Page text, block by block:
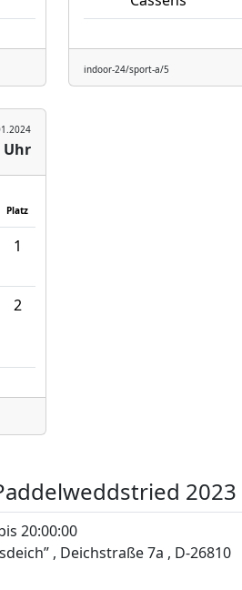
indoor-24/sport-a/5
Uhr
Platz
1
2
2023
20:00:00
, Deichstraße 7a , D-26810